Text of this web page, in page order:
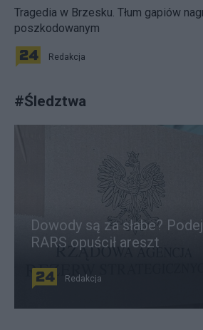
Tragedia w Brzesku. Tłum gapiów
poszkodowanym
Redakcja
#Śledztwa
Dowody są za słabe?
RARS opuścił areszt
Redakcja